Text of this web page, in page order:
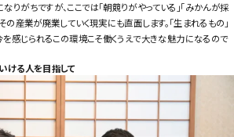
がちですが、ここでは「朝競りがやっている」「みかんが採
の産業が廃業していく現実にも直面します。「生まれるもの」
を感じられるこの環境こそ働くうえで大きな魅力になるので
ける人を目指して